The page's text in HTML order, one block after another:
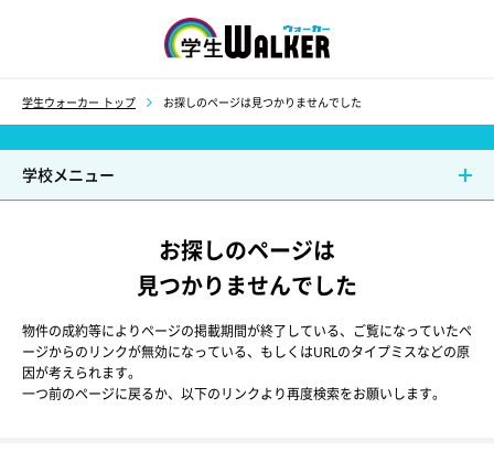
学生ウォーカー トップ お探しのページは見つかりませんでした
学校メニュー
お探しのページは
見つかりませんでした
物件の成約等によりページの掲載期間が終了している、ご覧になっていたペ
ージからのリンクが無効になっている、もしくはURLのタイプミスなどの原
因が考えられます。
一つ前のページに戻るか、以下のリンクより再度検索をお願いします。